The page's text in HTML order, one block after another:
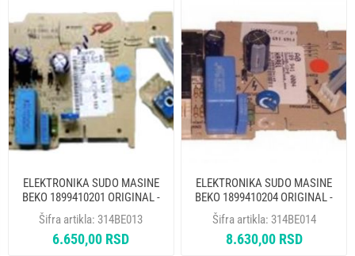
ELEKTRONIKA SUDO MASINE
BEKO 1899410201 ORIGINAL -
MP
Šifra artikla: 314BE013
6.650,00 RSD
ELEKTRONIKA SUDO MASINE
BEKO 1899410204 ORIGINAL -
MP
Šifra artikla: 314BE014
8.630,00 RSD